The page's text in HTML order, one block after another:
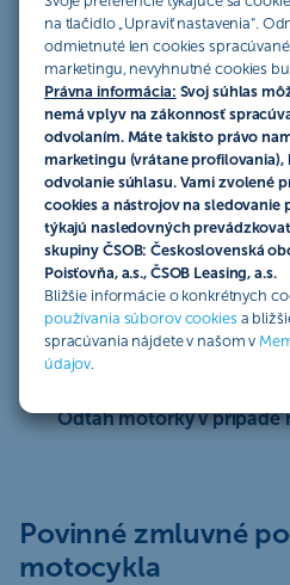
na tlačidlo „Upraviť nastavenia“.
odmietnuté len cookies
marketingu, nevyhnutné cookies
Právna informácia: Svoj súhlas
nemá vplyv na zákonnosť
odvolaním. Máte takisto právo
marketingu (vrátane profilovania),
odvolanie súhlasu. Vami zvolené
cookies a nástrojov na sledovanie
týkajú nasledovných
skupiny ČSOB: Československá
Poisťovňa, a.s., ČSOB Leasing, a.s.
Bližšie informácie o konkrétnych
používania súborov cookies a
spracúvania nájdete v našom v
údajov
Vysoké limity
Rýchla likvidácia
Odťah motorky v prípade
Povinné zmluvné
motocykla